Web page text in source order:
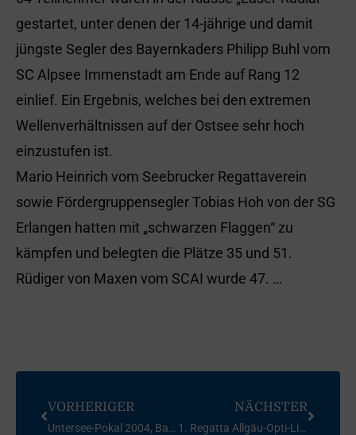
gestartet, unter denen der 14-jährige und damit
jüngste Segler des Bayernkaders Philipp Buhl vom
SC Alpsee Immenstadt am Ende auf Rang 12
einlief. Ein Ergebnis, welches bei den extremen
Wellenverhältnissen auf der Ostsee sehr hoch
einzustufen ist.
Mario Heinrich vom Seebrucker Regattaverein
sowie Fördergruppensegler Tobias Hoh von der SG
Erlangen hatten mit „schwarzen Flaggen“ zu
kämpfen und belegten die Plätze 35 und 51.
Rüdiger von Maxen vom SCAI wurde 47. …
VORHERIGER
Untersee-Pokal 2004, Baden- Württemberg
NÄCHSTER
1. Regatta Allgäu-Opti-Liga – SCAI 2004